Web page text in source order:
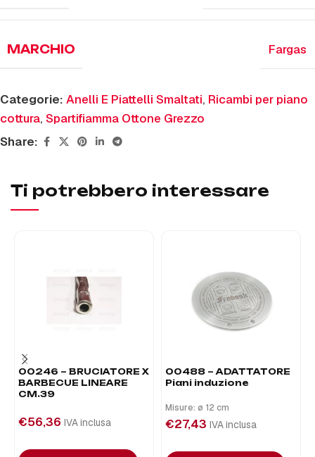
MARCHIO Fargas
Categorie: Anelli E Piattelli Smaltati, Ricambi per piano
cottura, Spartifiamma Ottone Grezzo
Share:
Ti potrebbero interessare
00246 – BRUCIATORE X
BARBECUE LINEARE
CM.39
€56,36 IVA inclusa
00488 – ADATTATORE
Piani induzione
Misure: ø 12 cm
€27,43 IVA inclusa